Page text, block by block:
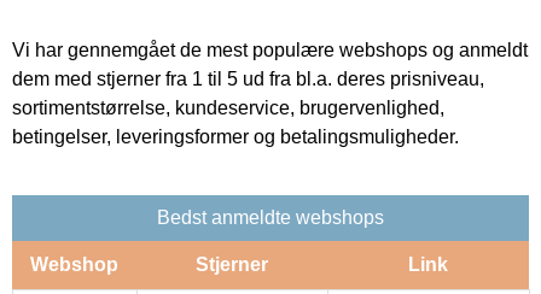
Vi har gennemgået de mest populære webshops og anmeldt
dem med stjerner fra 1 til 5 ud fra bl.a. deres prisniveau,
sortimentstørrelse, kundeservice, brugervenlighed,
betingelser, leveringsformer og betalingsmuligheder.
Bedst anmeldte webshops
Webshop Stjerner Link